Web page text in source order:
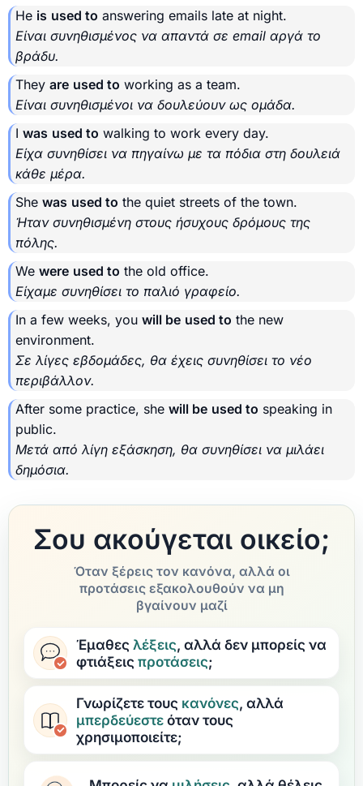
He is used to answering emails late at night.
Είναι συνηθισμένος να απαντά σε email αργά το
βράδυ.
They are used to working as a team.
Είναι συνηθισμένοι να δουλεύουν ως ομάδα.
I was used to walking to work every day.
Είχα συνηθίσει να πηγαίνω με τα πόδια στη δουλειά
κάθε μέρα.
She was used to the quiet streets of the town.
Ήταν συνηθισμένη στους ήσυχους δρόμους της
πόλης.
We were used to the old office.
Είχαμε συνηθίσει το παλιό γραφείο.
In a few weeks, you will be used to the new
environment.
Σε λίγες εβδομάδες, θα έχεις συνηθίσει το νέο
περιβάλλον.
After some practice, she will be used to speaking in
public.
Μετά από λίγη εξάσκηση, θα συνηθίσει να μιλάει
δημόσια.
Σου ακούγεται οικείο;
Όταν ξέρεις τον κανόνα, αλλά οι
προτάσεις εξακολουθούν να μη
βγαίνουν μαζί
Έμαθες λέξεις, αλλά δεν μπορείς να
φτιάξεις προτάσεις;
Γνωρίζετε τους κανόνες, αλλά
μπερδεύεστεόταν τους
χρησιμοποιείτε;